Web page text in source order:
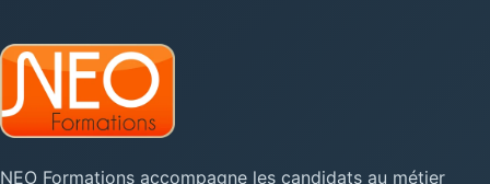
NEO Formations accompagne les candidats au métier